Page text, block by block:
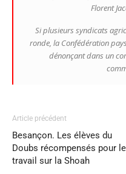
Florent
Si plusieurs syndicats
ronde, la Confédération
dénonçant dans un
Article précédent
Besançon. Les élèves du
Doubs récompensés pour
travail sur la Shoah